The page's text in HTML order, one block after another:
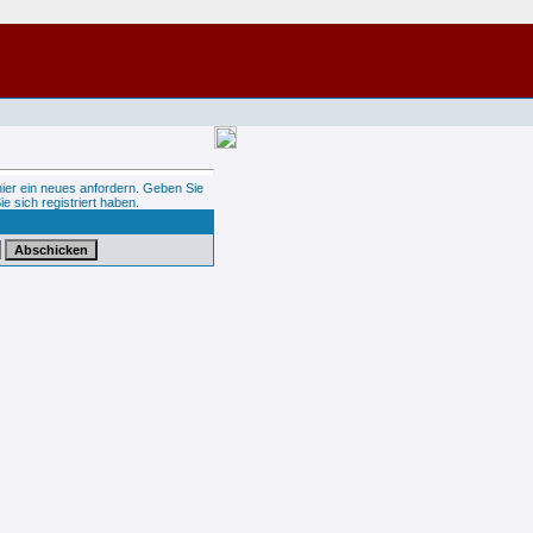
ein neues anfordern. Geben Sie
sich registriert haben.